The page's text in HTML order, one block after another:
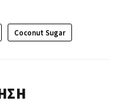
Coconut Sugar